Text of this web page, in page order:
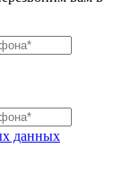
данных